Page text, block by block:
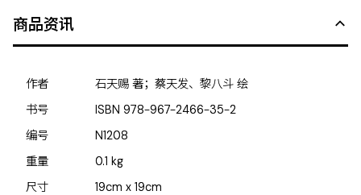
商品资讯
作者
石天赐 著；蔡天发、黎八斗 绘
书号
ISBN978-967-2466-35-2
编号
N1208
重量
0.1 kg
尺寸
19cm x 19cm